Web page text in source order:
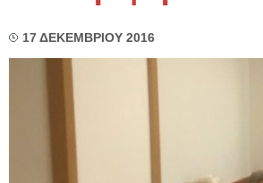
17 ΔΕΚΕΜΒΡΙΟΥ 2016